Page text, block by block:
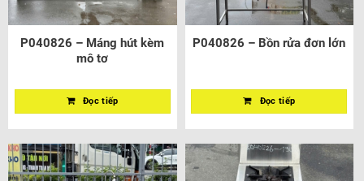
P040826 – Máng hút kèm
mô tơ
Đọc tiếp
P040826 – Bồn rửa đơn lớn
Đọc tiếp